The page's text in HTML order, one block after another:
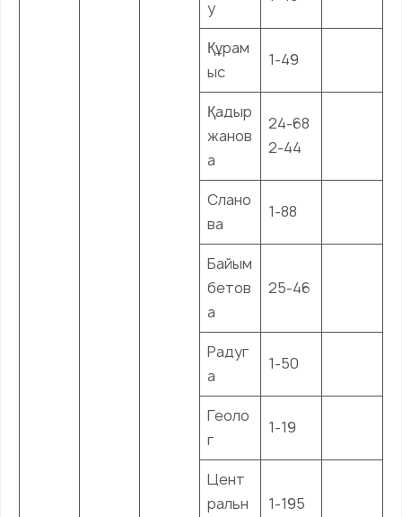
у
Құрам
ыс
1-49
Қадыр
жанов
а
24-68
2-44
Слано
ва
1-88
Байым
бетов
а
25-46
Радуг
а
1-50
Геоло
г
1-19
Цент
ральн
1-195